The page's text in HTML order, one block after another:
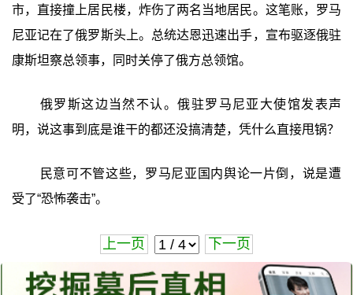
市，直接撞上居民楼，炸伤了两名当地居民。这笔账，罗马
尼亚记在了俄罗斯头上。总统达恩迅速出手，宣布驱逐俄驻
康斯坦察总领事，同时关停了俄方总领馆。
俄罗斯这边当然不认。俄驻罗马尼亚大使馆发表声
明，说这事到底是谁干的都还没搞清楚，凭什么直接甩锅？
民意可不管这些，罗马尼亚国内舆论一片倒，说是遭
受了“恐怖袭击”。
上一页 下一页